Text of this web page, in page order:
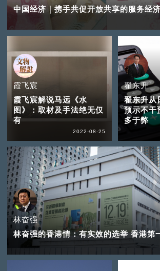
中国经济｜携手共促开放共享的服务经
霞飞宸
霞飞宸解说马远《水
图》：取材及手法绝无仅
有
2022-08-25
翟东升
翟东升从
预示不干
多于弊
林奋强
林奋强的香港情：有实效的选举 香港第